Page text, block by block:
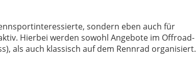
sondern eben auch für
Hierbei werden sowohl Angebote im Offroad-
als auch klassisch auf dem Rennrad organisiert.